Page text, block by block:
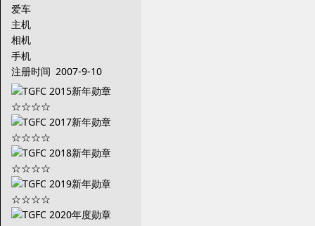
爱车
主机
相机
手机
注册时间 2007-9-10